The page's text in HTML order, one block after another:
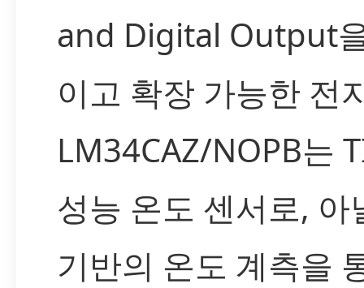
and Digital Output
이고 확장 가능한 전
LM34CAZ/NOPB는
성능 온도 센서로, 아
기반의 온도 계측을